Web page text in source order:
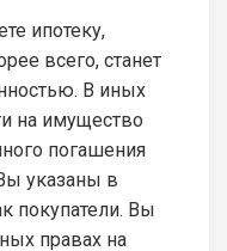
ипотеку,
всего, станет
В иных
на имущество
погашения
указаны в
покупатели. Вы
правах на